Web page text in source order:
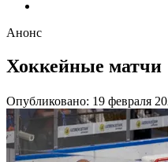
Анонс
Хоккейные матчи
Опубликовано: 19 февраля